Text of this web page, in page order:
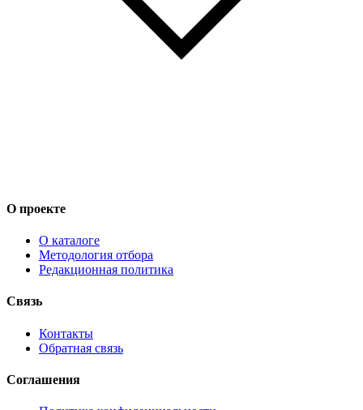
О проекте
О каталоге
Методология отбора
Редакционная политика
Связь
Контакты
Обратная связь
Соглашения